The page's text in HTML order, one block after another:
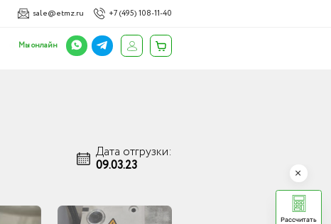
sale@etmz.ru +7 (495) 108-11-40
Мы онлайн
Дата отгрузки:
09.03.23
Рассчитать